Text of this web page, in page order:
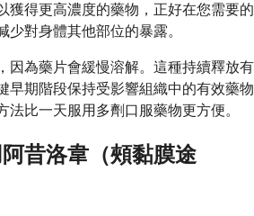
獲得更高濃度的藥物，正好在您需要的
少對身體其他部位的暴露。
因為藥片會緩慢溶解。這種持續釋放有
早期階段保持受影響組織中的有效藥物
法比一天服用多劑口服藥物更方便。
昔洛韋（頰黏膜途